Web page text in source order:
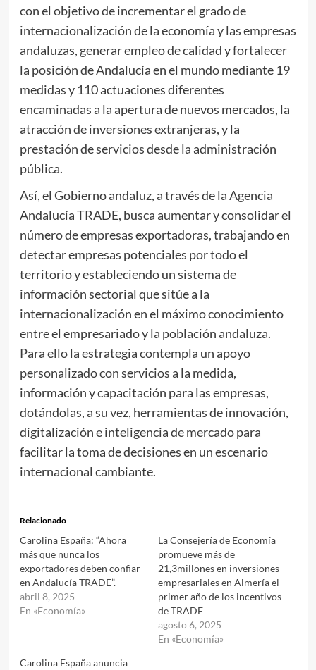
con el objetivo de incrementar el grado de
internacionalización de la economía y las empresas
andaluzas, generar empleo de calidad y fortalecer
la posición de Andalucía en el mundo mediante 19
medidas y 110 actuaciones diferentes
encaminadas a la apertura de nuevos mercados, la
atracción de inversiones extranjeras, y la
prestación de servicios desde la administración
pública.
Así, el Gobierno andaluz, a través de la Agencia
Andalucía TRADE, busca aumentar y consolidar el
número de empresas exportadoras, trabajando en
detectar empresas potenciales por todo el
territorio y estableciendo un sistema de
información sectorial que sitúe a la
internacionalización en el máximo conocimiento
entre el empresariado y la población andaluza.
Para ello la estrategia contempla un apoyo
personalizado con servicios a la medida,
información y capacitación para las empresas,
dotándolas, a su vez, herramientas de innovación,
digitalización e inteligencia de mercado para
facilitar la toma de decisiones en un escenario
internacional cambiante.
Relacionado
Carolina España: “Ahora
más que nunca los
exportadores deben confiar
en Andalucía TRADE”.
abril 8, 2025
En «Economía»
La Consejería de Economía
promueve más de
21,3millones en inversiones
empresariales en Almería el
primer año de los incentivos
de TRADE
agosto 6, 2025
En «Economía»
Carolina España anuncia